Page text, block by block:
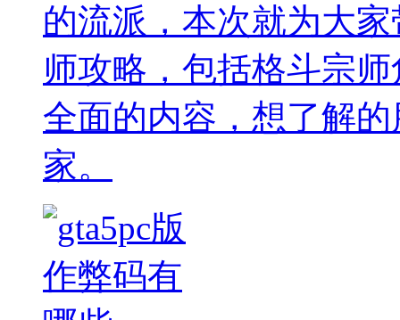
的流派，本次就为大
师攻略，包括格斗宗
全面的内容，想了解
家。